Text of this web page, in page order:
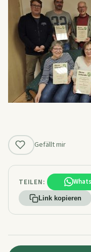
Gefällt mir
TEILEN:
Link kopieren